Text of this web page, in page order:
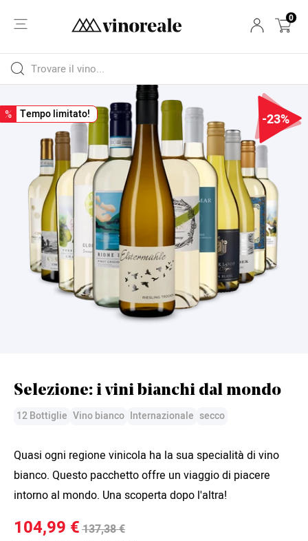
0
% Tempo limitato! -23%
Selezione: i vini bianchi dal mondo
12 Bottiglie Vino bianco Internazionale secco
Quasi ogni regione vinicola ha la sua specialità di vino
bianco. Questo pacchetto offre un viaggio di piacere
intorno al mondo. Una scoperta dopo l'altra!
104,99 € 137,38 €